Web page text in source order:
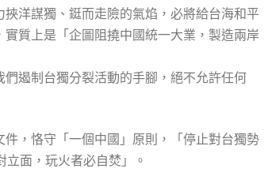
洋謀獨、鋌而走險的氣焰，必將給台海和平
質上是「企圖阻撓中國統一大業，製造兩岸
遏制台獨分裂活動的手腳，絕不允許任何
，恪守「一個中國」原則，「停止對台獨勢
面，玩火者必自焚」。